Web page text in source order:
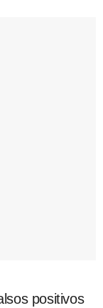
positivos